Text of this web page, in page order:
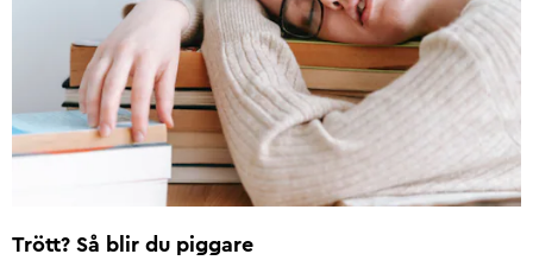
Trött? Så blir du piggare